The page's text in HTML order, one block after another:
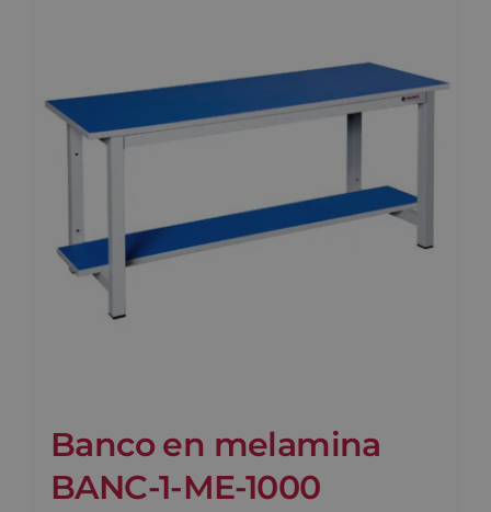
Banco en melamina
BANC-1-ME-1000